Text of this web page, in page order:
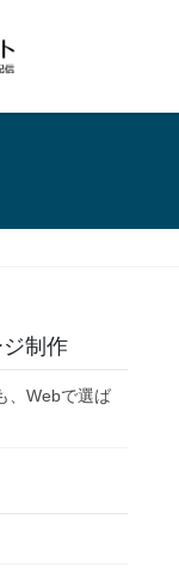
制作
、Webで選ば